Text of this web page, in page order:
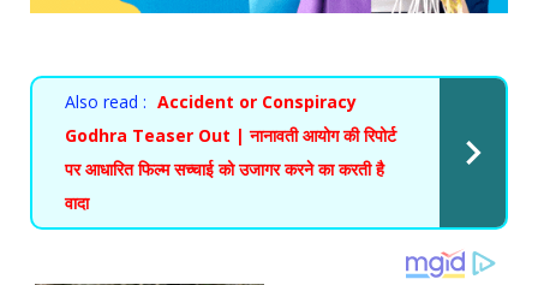
Also read : Accident or Conspiracy
Godhra Teaser Out | नानावती आयोग की रिपोर्ट
पर आधारित फिल्म सच्चाई को उजागर करने का करती है
वादा